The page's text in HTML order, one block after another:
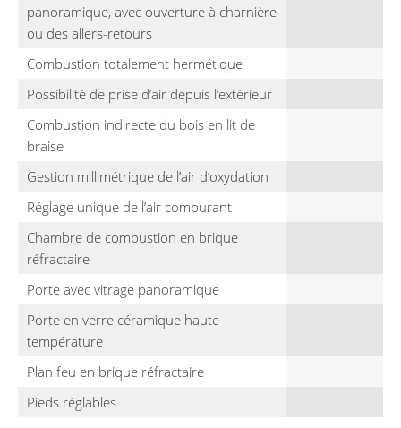
panoramique, avec ouverture à charnière
ou des allers-retours
Combustion totalement hermétique
Possibilité de prise d’air depuis l’extérieur
Combustion indirecte du bois en lit de
braise
Gestion millimétrique de l’air d’oxydation
Réglage unique de l’air comburant
Chambre de combustion en brique
réfractaire
Porte avec vitrage panoramique
Porte en verre céramique haute
température
Plan feu en brique réfractaire
Pieds réglables